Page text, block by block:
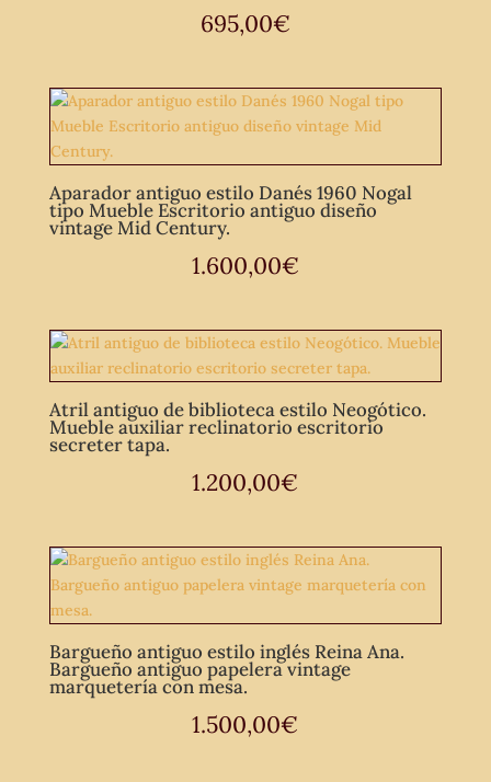
695,00€
Aparador antiguo estilo Danés 1960 Nogal
tipo Mueble Escritorio antiguo diseño
vintage Mid Century.
1.600,00€
Atril antiguo de biblioteca estilo Neogótico.
Mueble auxiliar reclinatorio escritorio
secreter tapa.
1.200,00€
Bargueño antiguo estilo inglés Reina Ana.
Bargueño antiguo papelera vintage
marquetería con mesa.
1.500,00€